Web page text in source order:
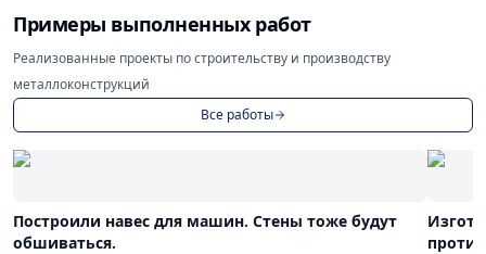
Примеры выполненных работ
Реализованные проекты по строительству и производству
металлоконструкций
Все работы
Построили навес для машин. Стены тоже будут
обшиваться.